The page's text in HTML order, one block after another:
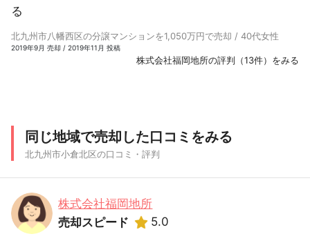
る
北九州市八幡西区の分譲マンションを1,050万円で売却 / 40代女性
2019年9月 売却 / 2019年11月 投稿
株式会社福岡地所の評判（13件）をみる
同じ地域で売却した口コミをみる
北九州市小倉北区の口コミ・評判
株式会社福岡地所
売却スピード
5.0